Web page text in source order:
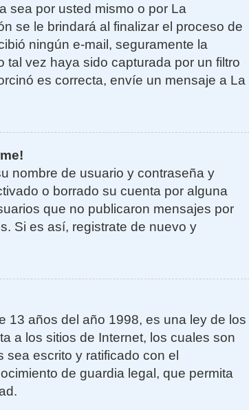
sea por usted mismo o por La
se le brindará al finalizar el proceso de
ningún e-mail, seguramente la
vez haya sido capturada por un filtro
es correcta, envíe un mensaje a La
nombre de usuario y contraseña y
o borrado su cuenta por alguna
que no publicaron mensajes por
Si es así, registrate de nuevo y
13 años del año 1998, es una ley de los
a los sitios de Internet, los cuales son
escrito y ratificado con el
de guardia legal, que permita